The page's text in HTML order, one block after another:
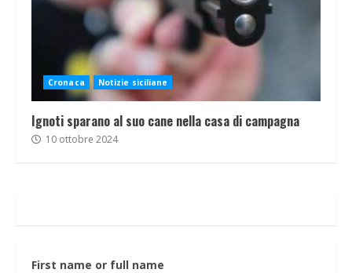
Cronaca Notizie siciliane
Ignoti sparano al suo cane nella casa di campagna
10 ottobre 2024
First name or full name